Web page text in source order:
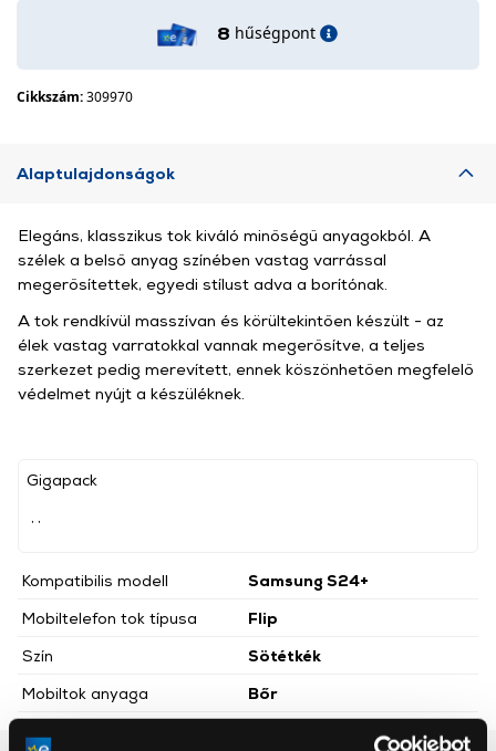
8 hűségpont
Cikkszám:309970
Alaptulajdonságok
Gigapack
Kompatibilis modell
Samsung S24+
Mobiltelefon tok típusa
Flip
Szín
Sötétkék
Mobiltok anyaga
Bőr
Elegáns, klasszikus tok kiváló minőségű anyagokból. A
szélek a belső anyag színében vastag varrással
megerősítettek, egyedi stílust adva a borítónak.
A tok rendkívül masszívan és körültekintően készült - az
élek vastag varratokkal vannak megerősítve, a teljes
szerkezet pedig merevített, ennek köszönhetően megfelelő
védelmet nyújt a készüléknek.